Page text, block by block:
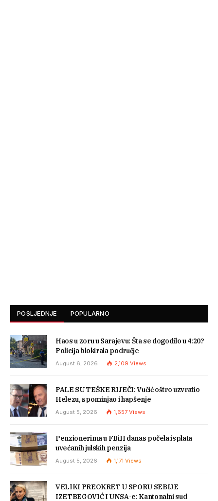
POSLJEDNJE POPULARNO
Haos u zoru u Sarajevu: Šta se dogodilo u 4:20?
Policija blokirala područje
August 6, 2026 2,109 Views
PALE SU TEŠKE RIJEČI: Vučić oštro uzvratio
Helezu, spominjao i hapšenje
August 5, 2026 1,657 Views
Penzionerima u FBiH danas počela isplata
uvećanih julskih penzija
August 5, 2026 1,171 Views
VELIKI PREOKRET U SPORU SEBIJE
IZETBEGOVIĆ I UNSA-e: Kantonalni sud